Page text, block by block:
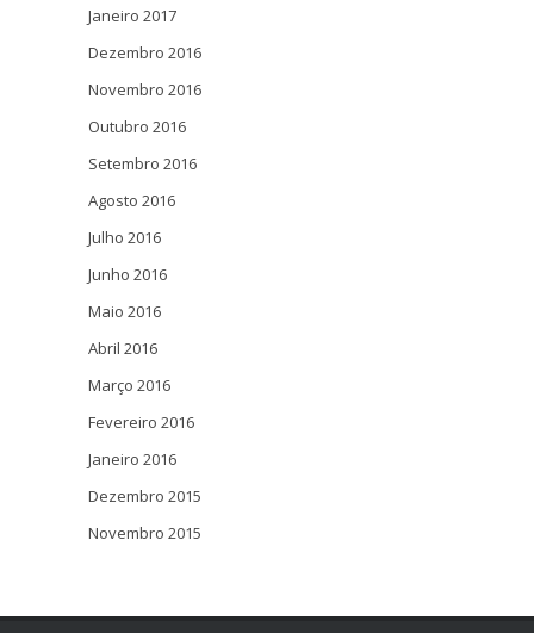
Janeiro 2017
Dezembro 2016
Novembro 2016
Outubro 2016
Setembro 2016
Agosto 2016
Julho 2016
Junho 2016
Maio 2016
Abril 2016
Março 2016
Fevereiro 2016
Janeiro 2016
Dezembro 2015
Novembro 2015